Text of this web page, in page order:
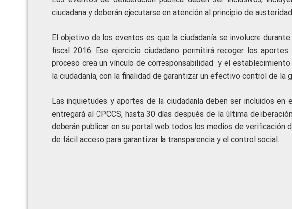
ciudadana y deberán ejecutarse en atención al principio de
El objetivo de los eventos es que la ciudadanía se involucre
fiscal 2016. Ese ejercicio ciudadano permitirá recoger los
proceso crea un vínculo de corresponsabilidad y el
la ciudadanía, con la finalidad de garantizar un efectivo control de la
Las inquietudes y aportes de la ciudadanía deben ser incluidos en
entregará al CPCCS, hasta 30 días después de la última
deberán publicar en su portal web todos los medios de verificación
de fácil acceso para garantizar la transparencia y el control social.